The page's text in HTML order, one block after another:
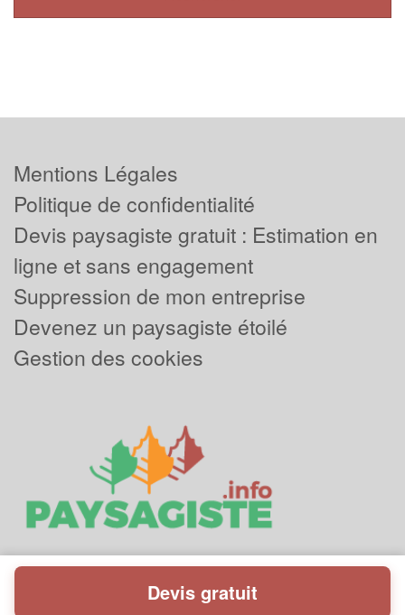
Mentions Légales
Politique de confidentialité
Devis paysagiste gratuit : Estimation en
ligne et sans engagement
Suppression de mon entreprise
Devenez un paysagiste étoilé
Gestion des cookies
Powered byPlus que pro
Devis gratuit